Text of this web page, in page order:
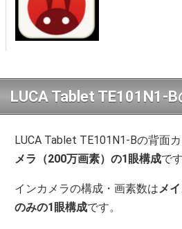
LUCA Tablet TE101N1-
LUCA Tablet TE101N1-Bの背面
メラ（200万画素）の1眼構成です
インカメラの構成・画素数はメ
のみの1眼構成です。